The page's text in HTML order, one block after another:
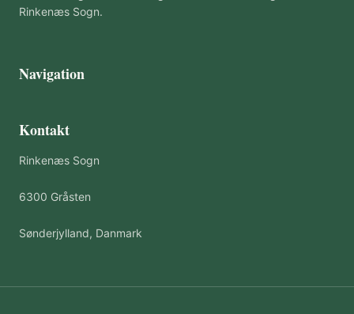
Rinkenæs Sogn.
Navigation
Kontakt
Rinkenæs Sogn
6300 Gråsten
Sønderjylland, Danmark